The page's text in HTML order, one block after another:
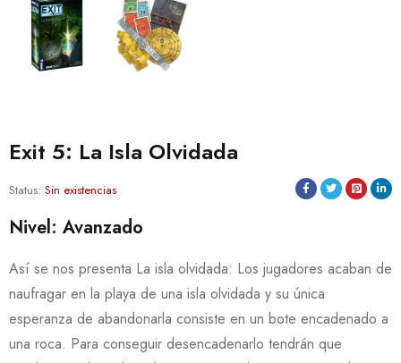
Exit 5: La Isla Olvidada
Status: Sin existencias
Nivel: Avanzado
Así se nos presenta La isla olvidada: Los jugadores acaban de
naufragar en la playa de una isla olvidada y su única
esperanza de abandonarla consiste en un bote encadenado a
una roca. Para conseguir desencadenarlo tendrán que